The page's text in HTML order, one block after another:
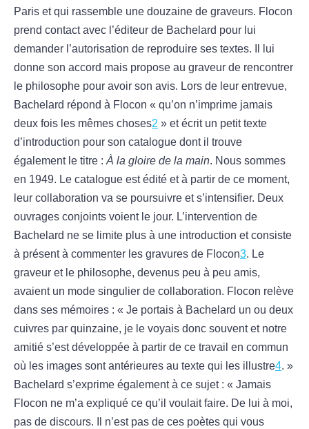
Paris et qui rassemble une douzaine de graveurs. Flocon
prend contact avec l’éditeur de Bachelard pour lui
demander l’autorisation de reproduire ses textes. Il lui
donne son accord mais propose au graveur de rencontrer
le philosophe pour avoir son avis. Lors de leur entrevue,
Bachelard répond à Flocon « qu’on n’imprime jamais
deux fois les mêmes choses2 » et écrit un petit texte
d’introduction pour son catalogue dont il trouve
également le titre :À la gloire de la main. Nous sommes
en 1949. Le catalogue est édité et à partir de ce moment,
leur collaboration va se poursuivre et s’intensifier. Deux
ouvrages conjoints voient le jour. L’intervention de
Bachelard ne se limite plus à une introduction et consiste
à présent à commenter les gravures de Flocon3. Le
graveur et le philosophe, devenus peu à peu amis,
avaient un mode singulier de collaboration. Flocon relève
dans ses mémoires : « Je portais à Bachelard un ou deux
cuivres par quinzaine, je le voyais donc souvent et notre
amitié s’est développée à partir de ce travail en commun
où les images sont antérieures au texte qui les illustre4. »
Bachelard s’exprime également à ce sujet : « Jamais
Flocon ne m’a expliqué ce qu’il voulait faire. De lui à moi,
pas de discours. Il n’est pas de ces poètes qui vous